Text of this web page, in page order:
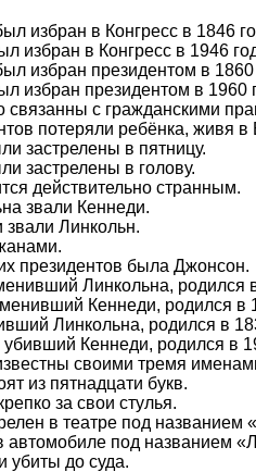
избран в Конгресс в 1846
избран в Конгресс в 1946
избран президентом в 1860
избран президентом в 1960
с гражданскими
потеряли ребёнка, живя
застрелены в пятницу.
застрелены в голову.
действительно странным.
звали Кеннеди.
звали Линкольн.
президентов была Джонсон.
Линкольна, родился в
Кеннеди, родился в
Линкольна, родился в
Кеннеди, родился в
своими тремя
из пятнадцати букв.
за свои стулья.
в театре под названием
автомобиле под названием
убиты до суда.